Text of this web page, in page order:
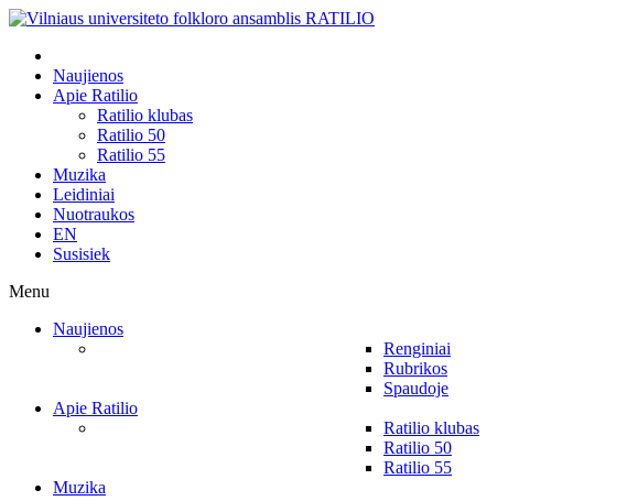
Naujienos
Apie Ratilio
Ratilio klubas
Ratilio 50
Ratilio 55
Muzika
Leidiniai
Nuotraukos
EN
Susisiek
Menu
Naujienos
Renginiai
Rubrikos
Spaudoje
Apie Ratilio
Ratilio klubas
Ratilio 50
Ratilio 55
Muzika